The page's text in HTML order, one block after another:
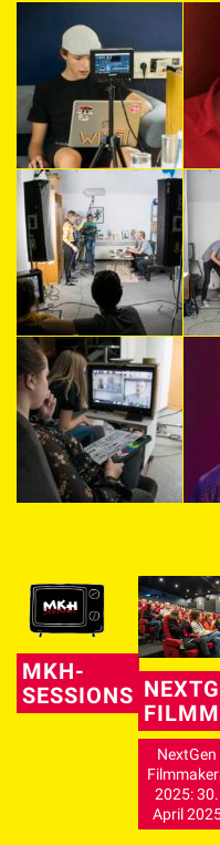
MKH-
SESSIONS
NextGen
2025: 30.
April